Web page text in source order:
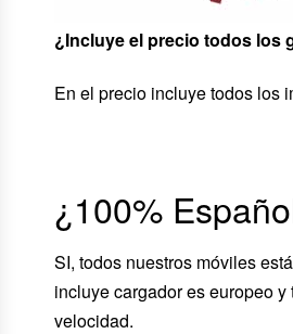
¿Incluye el precio todos los
En el precio incluye todos los
¿100%
SI, todos nuestros móviles
incluye cargador es europeo
velocidad.